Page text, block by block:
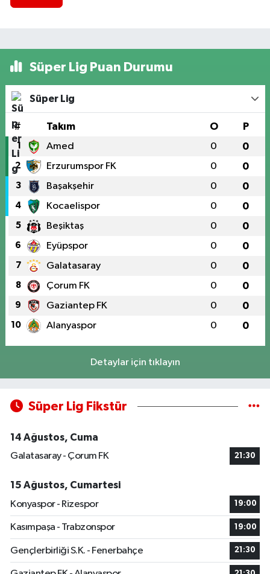
Süper Lig Puan Durumu
Süper Lig
# Takım O P
1 Amed 0 0
2 Erzurumspor FK 0 0
3 Başakşehir 0 0
4 Kocaelispor 0 0
5 Beşiktaş 0 0
6 Eyüpspor 0 0
7 Galatasaray 0 0
8 Çorum FK 0 0
9 Gaziantep FK 0 0
10 Alanyaspor 0 0
Detaylar için tıklayın
Süper Lig Fikstür
14 Ağustos, Cuma
Galatasaray - Çorum FK
21:30
15 Ağustos, Cumartesi
Konyaspor - Rizespor
19:00
Kasımpaşa - Trabzonspor 19:00
Gençlerbirliği S.K. - Fenerbahçe 21:30